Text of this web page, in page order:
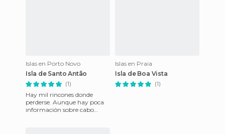
Islas en Porto Novo
Isla de Santo Antão
(1)
Hay mil rincones donde
perderse. Aunque hay poca
información sobre cabo
Islas en Praia
Isla de Boa Vista
(1)